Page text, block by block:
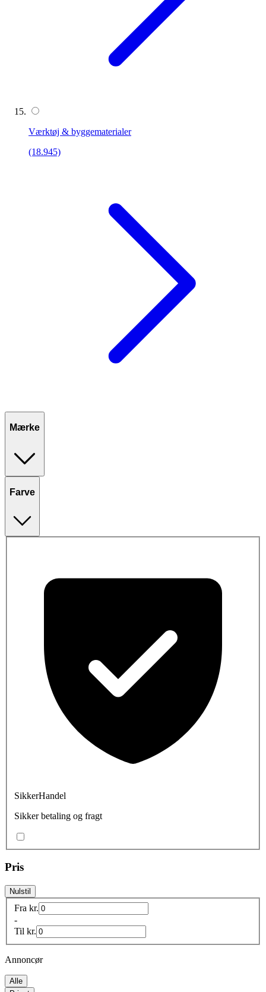
Værktøj & byggematerialer
(18.945)
Mærke
Farve
SikkerHandel
Sikker betaling og fragt
Pris
Nulstil
Fra kr.
-
Til kr.
Annoncør
Alle